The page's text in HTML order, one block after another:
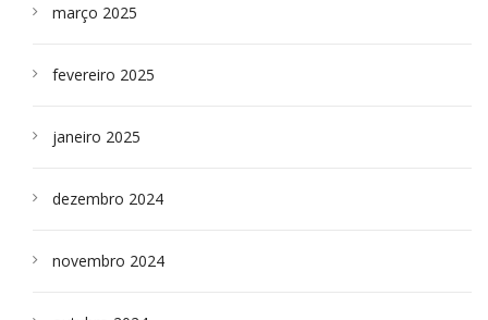
março 2025
fevereiro 2025
janeiro 2025
dezembro 2024
novembro 2024